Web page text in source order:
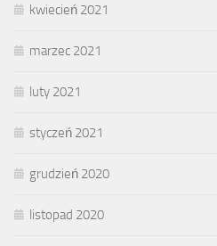
kwiecień 2021
marzec 2021
luty 2021
styczeń 2021
grudzień 2020
listopad 2020